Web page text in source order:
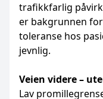
trafikkfarlig
er bakgrunnen
toleranse hos
jevnlig.
Veien videre –
Lav